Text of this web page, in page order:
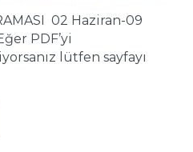
02 Haziran-09
PDF’yi
lütfen sayfayı